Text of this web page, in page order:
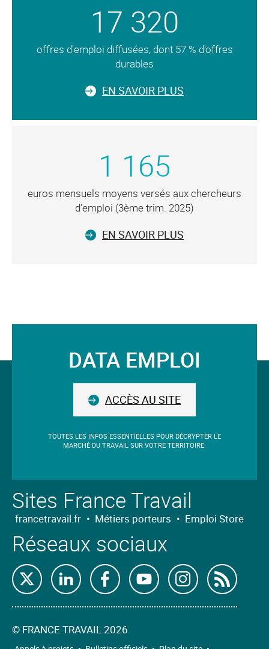
17 320
offres d'emploi diffusées, dont 57 % d'offres
durables
EN SAVOIR PLUS
1 165
euros mensuels moyens versés aux chercheurs
d’emploi (3ème trim. 2025)
EN SAVOIR PLUS
Suivez-DATA EMPLOI
ACCÈS AU SITE
TOUTES LES INFOS ESSENTIELLES POUR DÉCRYPTER LE
MARCHÉ DU TRAVAIL SUR VOTRE TERRITOIRE.
Sites France Travail
francetravail.fr • Métiers porteurs • Emploi Store
Réseaux sociaux
Retrouvez-
nous
sur
X
Retrouvez-
nous
sur
Linkedin
Retrouvez-
nous
sur
Facebook
Retrouvez-
nous
Youtube
Retrouvez-
nous
Instagram
© FRANCE TRAVAIL 2026